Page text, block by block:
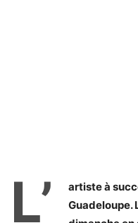
L’
artiste à
Guadeloupe.